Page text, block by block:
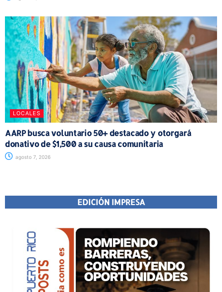
LOCALES
AARP busca voluntario 50+ destacado y otorgará
donativo de $1,500 a su causa comunitaria
agosto 7, 2026
EDICIÓN IMPRESA